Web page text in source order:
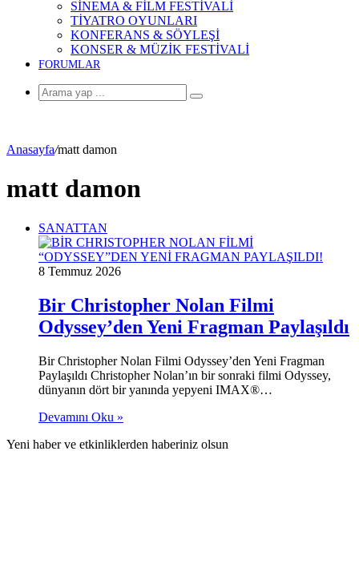
SİNEMA & FİLM FESTİVALİ
TİYATRO OYUNLARI
KONFERANS & SÖYLEŞİ
KONSER & MÜZİK FESTİVALİ
FORUMLAR
Arama
Anasayfa/matt damon
matt damon
SANATTAN
8 Temmuz 2026
Bir Christopher Nolan Filmi
Odyssey’den Yeni Fragman Paylaşıldı
Bir Christopher Nolan Filmi Odyssey’den Yeni Fragman
Paylaşıldı Christopher Nolan’ın bir sonraki filmi Odyssey,
dünyanın dört bir yanında yepyeni IMAX®…
Devamını Oku »
Yeni haber ve etkinliklerden haberiniz olsun